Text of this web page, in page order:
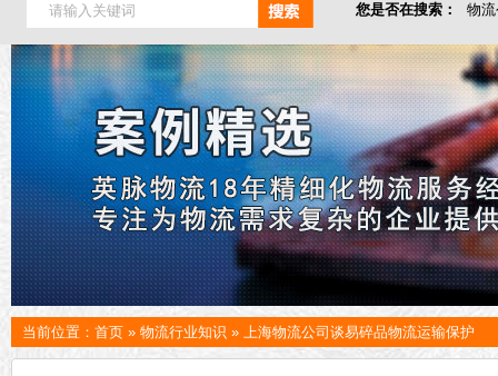
您是否在搜索： 物
仓储综合专业定制物
当前位置： 首页 » 物流行业知识 » 上海物流公司谈易碎品物流运输保护